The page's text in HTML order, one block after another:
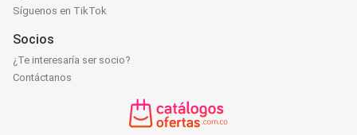
Síguenos en TikTok
Socios
¿Te interesaría ser socio?
Contáctanos